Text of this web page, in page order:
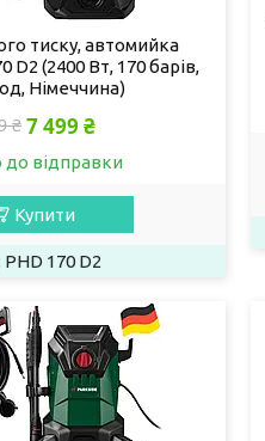
тиску, автомийка
D2 (2400 Вт, 170 барів,
Німеччина)
₴ 7 499 ₴
до відправки
Купити
PHD 170 D2